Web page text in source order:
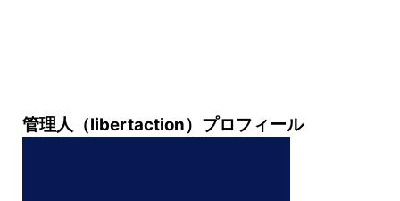
管理人（libertaction）プロフィール